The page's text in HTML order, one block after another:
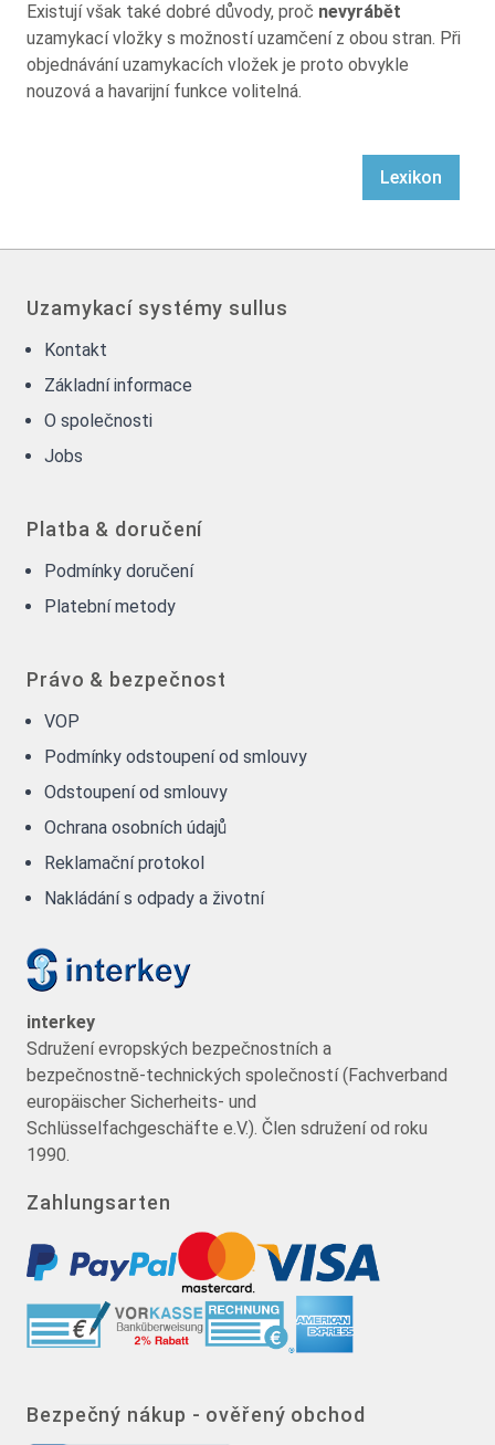
Existují však také dobré důvody, proč nevyrábět
uzamykací vložky s možností uzamčení z obou stran. Při
objednávání uzamykacích vložek je proto obvykle
nouzová a havarijní funkce volitelná.
Lexikon
Uzamykací systémy sullus
Kontakt
Základní informace
O společnosti
Jobs
Platba & doručení
Podmínky doručení
Platební metody
Právo & bezpečnost
VOP
Podmínky odstoupení od smlouvy
Odstoupení od smlouvy
Ochrana osobních údajů
Reklamační protokol
Nakládání s odpady a životní
interkey
Sdružení evropských bezpečnostních a
bezpečnostně-technických společností (Fachverband
europäischer Sicherheits- und
Schlüsselfachgeschäfte e.V.). Člen sdružení od roku
1990.
Zahlungsarten
Bezpečný nákup - ověřený obchod